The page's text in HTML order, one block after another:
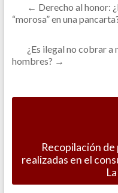
← Derecho al honor:
“morosa” en una
¿Es ilegal no cobrar a
hombres? →
Recopilación
realizadas en el